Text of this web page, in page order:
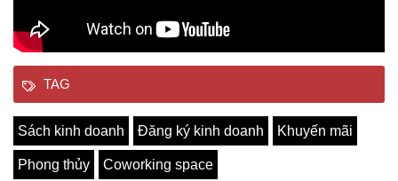
TAG
Sách kinh doanh Đăng ký kinh doanh Khuyến mãi
Phong thủy Coworking space